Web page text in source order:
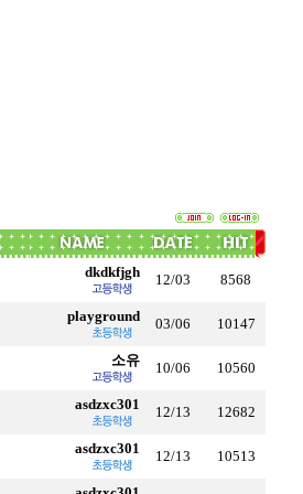
dkdkfjgh 12/03 8568
playground 03/06 10147
소유 10/06 10560
asdzxc301 12/13 12682
asdzxc301 12/13 10513